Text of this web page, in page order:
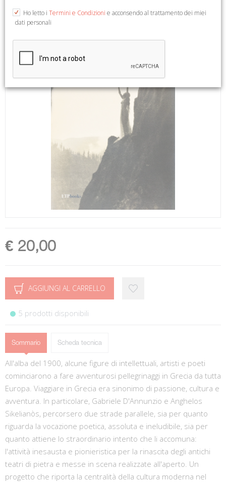
€ 20,00
AGGIUNGI AL CARRELLO
5 prodotti disponibili
Sommario Scheda tecnica
All'alba del 1900, alcune figure di intellettuali, artisti e poeti
cominciarono a fare avventurosi pellegrinaggi in Grecia da tutta
Europa. Viaggiare in Grecia era sinonimo di passione, cultura e
avventura. In particolare, Gabriele D'Annunzio e Anghelos
Sikelianòs, percorsero due strade parallele, sia per quanto
riguarda la vocazione poetica, assoluta e ineludibile, sia per
quanto attiene lo straordinario intento che li accomuna:
l'attività inesausta e pionieristica per la rinascita degli antichi
teatri di pietra e messe in scena realizzate all'aperto. Un
progetto che riporta la centralità della cultura moderna nel
Ho letto i Termini e Condizioni e acconsendo al trattamento dei miei
dati personali